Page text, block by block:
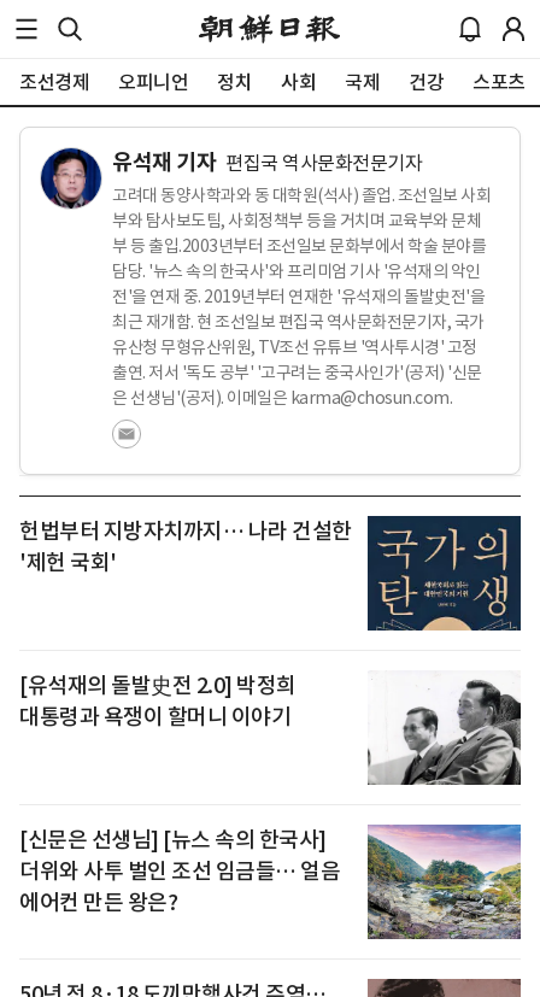
조선경제 오피니언 정치 사회 국제 건강 스포츠
유석재 기자 편집국 역사문화전문기자
고려대 동양사학과와 동 대학원(석사) 졸업. 조선일보 사회
부와 탐사보도팀, 사회정책부 등을 거치며 교육부와 문체
부 등 출입.2003년부터 조선일보 문화부에서 학술 분야를
담당. '뉴스 속의 한국사'와 프리미엄 기사 '유석재의 악인
전'을 연재 중. 2019년부터 연재한 '유석재의 돌발史전'을
최근 재개함. 현 조선일보 편집국 역사문화전문기자, 국가
유산청 무형유산위원, TV조선 유튜브 '역사투시경' 고정
출연. 저서 '독도 공부' '고구려는 중국사인가'(공저) '신문
은 선생님'(공저). 이메일은 karma@chosun.com.
헌법부터 지방자치까지… 나라 건설한
'제헌 국회'
[유석재의 돌발史전 2.0] 박정희
대통령과 욕쟁이 할머니 이야기
[신문은 선생님] [뉴스 속의 한국사]
더위와 사투 벌인 조선 임금들… 얼음
에어컨 만든 왕은?